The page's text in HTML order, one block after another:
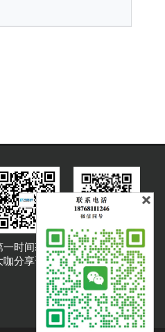
一时间获取
咖分享资讯
大咖说吐槽客服